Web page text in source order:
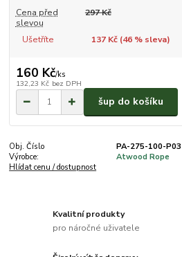
Cena před
slevou
297 Kč
Ušetříte 137 Kč (46% sleva)
160 Kč/ks
132,23 Kč bez DPH
šup do košíku
Obj. Číslo
PA-275-100-P03
Výrobce:
Atwood Rope
Hlídat cenu / dostupnost
Kvalitní produkty
pro náročné uživatele